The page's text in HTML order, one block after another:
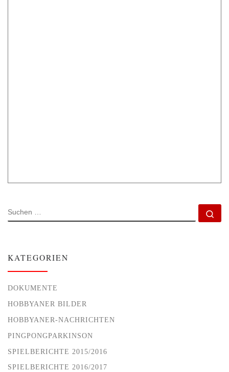
SUCHE
KATEGORIEN
DOKUMENTE
HOBBYANER BILDER
HOBBYANER-NACHRICHTEN
PINGPONGPARKINSON
SPIELBERICHTE 2015/2016
SPIELBERICHTE 2016/2017